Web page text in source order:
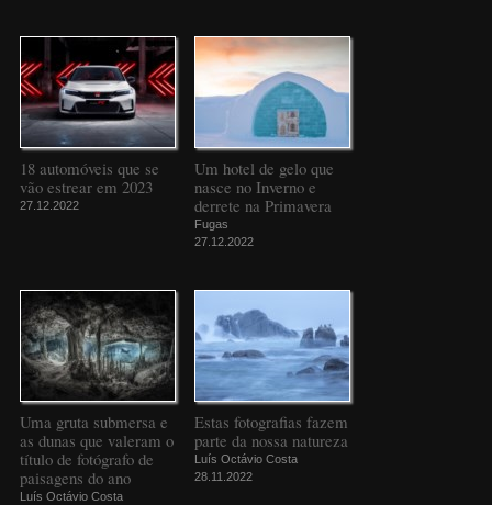
18 automóveis que se
vão estrear em 2023
27.12.2022
Um hotel de gelo que
nasce no Inverno e
derrete na Primavera
Fugas
27.12.2022
Uma gruta submersa e
as dunas que valeram o
título de fotógrafo de
paisagens do ano
Luís Octávio Costa
Estas fotografias fazem
parte da nossa natureza
Luís Octávio Costa
28.11.2022